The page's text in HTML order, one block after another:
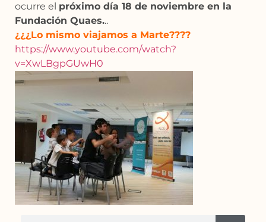
ocurre el próximo día 18 de noviembre en la
Fundación Quaes...
¿¿¿Lo mismo viajamos a Marte????
https://www.youtube.com/watch?
v=XwLBgpGUwH0